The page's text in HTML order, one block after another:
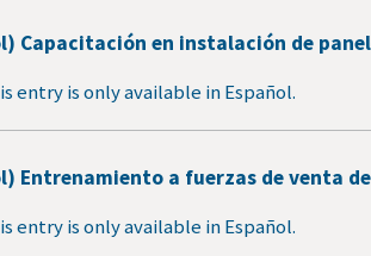
Capacitación en instalación de
entry is only available in Español.
Entrenamiento a fuerzas de venta
entry is only available in Español.